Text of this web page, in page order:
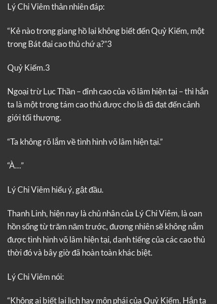
Lý Chi Viêm thản nhiên đáp:
“Kẻ nào trong giang hồ lại không biết đến Quỷ Kiếm, một
trong Bát đại cao thủ chứ ạ?”3
Quỷ Kiếm.3
Ngoại trừ Lục Thần – đỉnh cao của võ lâm hiện tại – thì hắn
ta là một trong tám cao thủ được cho là đã đạt đến cảnh
giới tối thượng.
“Ta không rõ lắm về tình hình võ lâm hiện tại.”
“À…”
Lý Chi Viêm hiểu ý, gật đầu.
Thanh Linh, hiện nay là chủ nhân của Lý Chi Viêm, là oan
hồn sống từ trăm năm trước, đương nhiên sẽ không nắm
được tình hình võ lâm hiện tại, danh tiếng của các cao thủ
thời đó và bây giờ đã hoàn toàn khác biệt.
Lý Chi Viêm nói:
“Không ai biết lai lịch hay môn phái của Quỷ Kiếm. Hắn ta